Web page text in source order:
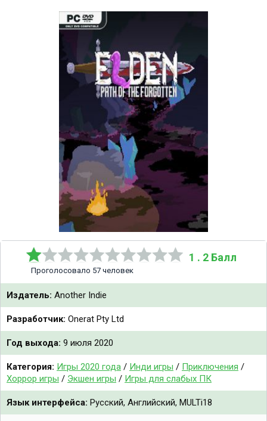
1 . 2 Балл
Проголосовало 57 человек
Издатель: Another Indie
Разработчик: Onerat Pty Ltd
Год выхода: 9 июля 2020
Категория: Игры 2020 года / Инди игры / Приключения /
Хоррор игры / Экшен игры / Игры для слабых ПК
Язык интерфейса: Русский, Английский, MULTi18